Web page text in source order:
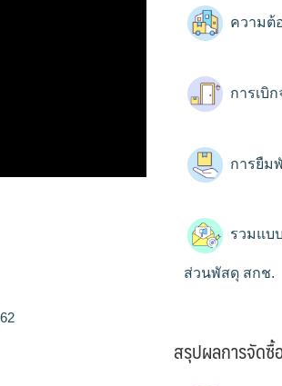
ความต้
การเบิ
การยืม
รวมแบ
ส่วนพัสดุ สกช.
สรุปผลการจัด